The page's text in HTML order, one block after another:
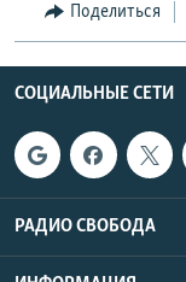
Поделиться
СОЦИАЛЬНЫЕ СЕТИ
РАДИО СВОБОДА